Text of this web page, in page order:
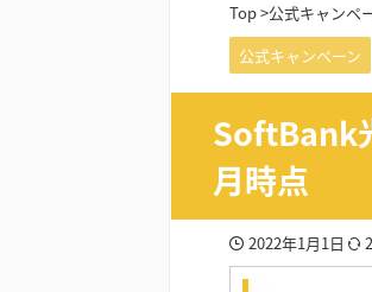
Top>公式キャンペ
公式キャンペーン
SoftBank
月時点
2022年1月1日